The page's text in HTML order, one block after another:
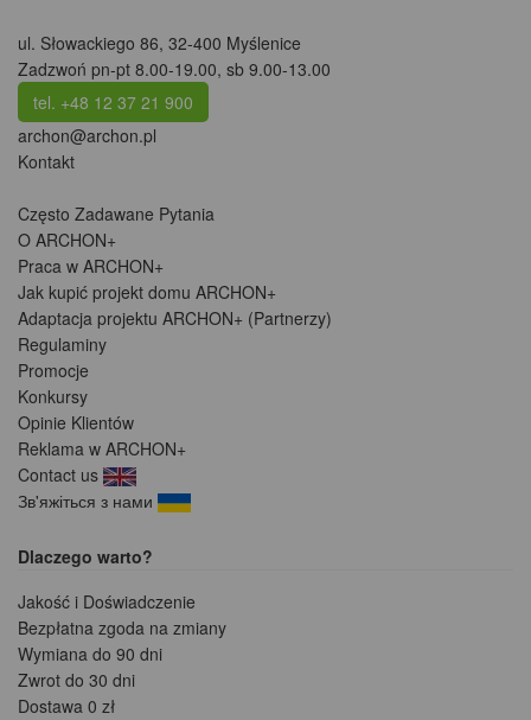
ul. Słowackiego 86, 32-400 Myślenice
Zadzwoń pn-pt 8.00-19.00, sb 9.00-13.00
tel. +48 12 37 21 900
archon@archon.pl
Kontakt
Często Zadawane Pytania
O ARCHON+
Praca w ARCHON+
Jak kupić projekt domu ARCHON+
Adaptacja projektu ARCHON+ (Partnerzy)
Regulaminy
Promocje
Konkursy
Opinie Klientów
Reklama w ARCHON+
Contact us
Зв'яжіться з нами
Dlaczego warto?
Jakość i Doświadczenie
Bezpłatna zgoda na zmiany
Wymiana do 90 dni
Zwrot do 30 dni
Dostawa 0 zł